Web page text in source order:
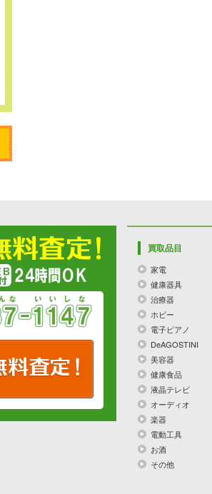
買取品目
家電
健康器具
治療器
ホビー
電子ピアノ
DeAGOSTINI
美容器
健康食品
液晶テレビ
オーディオ
楽器
電動工具
お酒
その他